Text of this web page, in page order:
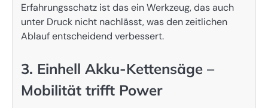
Erfahrungsschatz ist das ein Werkzeug, das auch
unter Druck nicht nachlässt, was den zeitlichen
Ablauf entscheidend verbessert.
3. Einhell Akku-Kettensäge –
Mobilität trifft Power